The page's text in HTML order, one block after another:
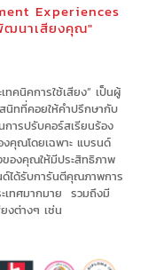
Experiences
ฒนาเสียงคุณ"
คนิคการใช้เสียง” เป็นผู้
นิทที่คอยให้คำปรึกษากับ
การปรับคอร์สเรียนร้อง
คุณโดยเฉพาะ แบรนด์
ของคุณให้มีประสิทธิภาพ
ด์ได้รับการันตีคุณภาพการ
เทศมากมาย รวมถึงมี
งต่างๆ เช่น